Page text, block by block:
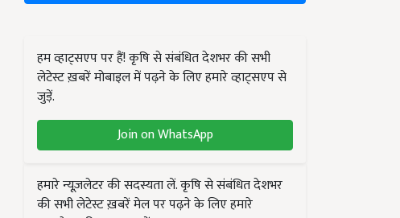
हम व्हाट्सएप पर हैं! कृषि से संबंधित देशभर की सभी
लेटेस्ट ख़बरें मोबाइल में पढ़ने के लिए हमारे व्हाट्सएप से
जुड़ें.
Join on WhatsApp
हमारे न्यूज़लेटर की सदस्यता लें. कृषि से संबंधित देशभर
की सभी लेटेस्ट ख़बरें मेल पर पढ़ने के लिए हमारे